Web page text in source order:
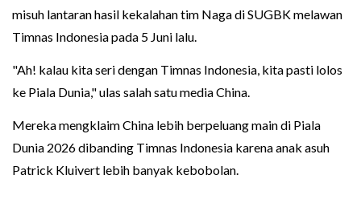
misuh lantaran hasil kekalahan tim Naga di SUGBK melawan
Timnas Indonesia pada 5 Juni lalu.
"Ah! kalau kita seri dengan Timnas Indonesia, kita pasti lolos
ke Piala Dunia," ulas salah satu media China.
Mereka mengklaim China lebih berpeluang main di Piala
Dunia 2026 dibanding Timnas Indonesia karena anak asuh
Patrick Kluivert lebih banyak kebobolan.